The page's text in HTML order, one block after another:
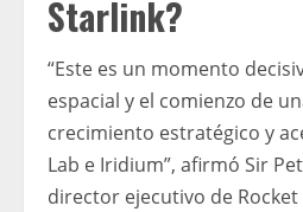
Starlink?
“Este es un momento
espacial y el comienzo de
crecimiento estratégico y
Lab e Iridium”, afirmó Sir
director ejecutivo de Rocket